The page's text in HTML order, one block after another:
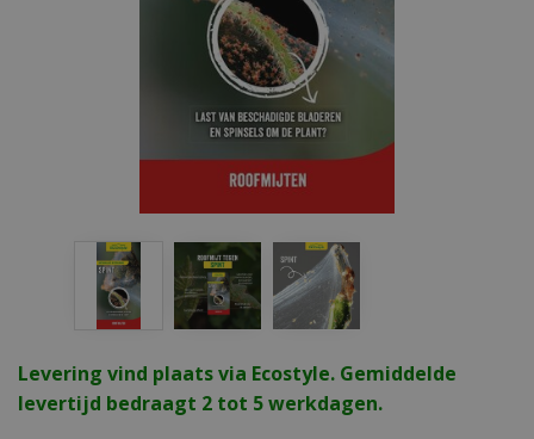
Levering vind plaats via Ecostyle. Gemiddelde
levertijd bedraagt 2 tot 5 werkdagen.